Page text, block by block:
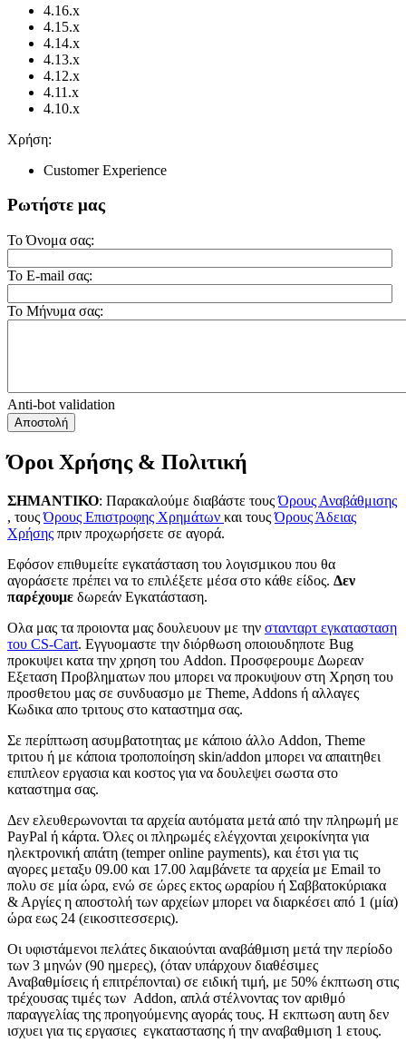
4.16.x
4.15.x
4.14.x
4.13.x
4.12.x
4.11.x
4.10.x
Χρήση:
Customer Experience
Ρωτήστε μας
Το Όνομα σας:
Το E-mail σας:
Το Μήνυμα σας:
Anti-bot validation
Αποστολή
Όροι Χρήσης & Πολιτική
ΣΗΜΑΝΤΙΚΟ: Παρακαλούμε διαβάστε τουςΌρους Αναβάθμισης
, τουςΌρους Επιστροφης Χρημάτων και τουςΌρους Άδειας
Χρήσης πριν προχωρήσετε σε αγορά.
Εφόσον επιθυμείτε εγκατάσταση του λογισμικου που θα
αγοράσετε πρέπει να το επιλέξετε μέσα στο κάθε είδος. Δεν
παρέχουμε δωρεάν Εγκατάσταση.
Ολα μας τα προιοντα μας δουλευουν με την στανταρτ εγκατασταση
του CS-Cart. Εγγυομαστε την διόρθωση οποιουδηποτε Bug
προκυψει κατα την χρηση του Addon. Προσφερουμε Δωρεαν
Εξεταση Προβληματων που μπορει να προκυψουν στη Χρηση του
προσθετου μας σε συνδυασμο με Theme, Addons ή αλλαγες
Κωδικα απο τριτους στο καταστημα σας.
Σε περίπτωση ασυμβατοτητας με κάποιο άλλο Addon, Theme
τριτου ή με κάποια τροποπoίηση skin/addon μπορει να απαιτηθει
επιπλεον εργασια και κοστος για να δουλεψει σωστα στο
καταστημα σας.
Δεν ελευθερωνονται τα αρχεία αυτόματα μετά από την πληρωμή με
PayPal ή κάρτα. Όλες οι πληρωμές ελέγχονται χειροκίνητα για
ηλεκτρονική απάτη (temper online payments), και έτσι για τις
αγορες μεταξυ 09.00 και 17.00 λαμβάνετε τα αρχεία με Email το
πολυ σε μία ώρα, ενώ σε ώρες εκτος ωραρίου ή Σαββατοκύριακα
& Αργίες η αποστολή των αρχείων μπορει να διαρκέσει από 1 (μία)
ώρα εως 24 (εικοσιτεσσερις).
Οι υφιστάμενοι πελάτες δικαιούνται αναβάθμιση μετά την περίοδο
των 3 μηνών (90 ημερες), (όταν υπάρχουν διαθέσιμες
Αναβαθμίσεις ή επιτρέπονται) σε ειδική τιμή, με 50% έκπτωση στις
τρέχουσας τιμές των Addon, απλά στέλνοντας τον αριθμό
παραγγελίας της προηγούμενης αγοράς τους. H εκπτωση αυτη δεν
ισχυει για τις εργασιες εγκαταστασης ή την αναβαθμιση 1 ετους.